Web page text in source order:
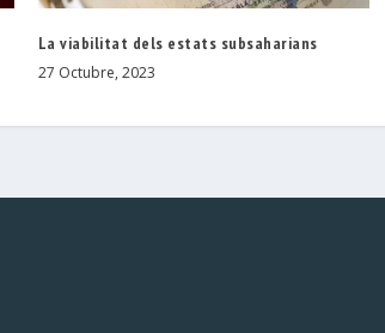
La viabilitat dels estats subsaharians
27 Octubre, 2023